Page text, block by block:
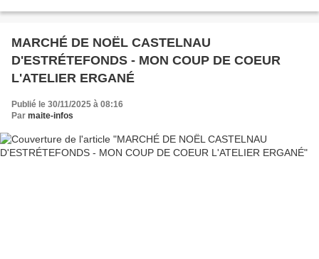
MARCHÉ DE NOËL CASTELNAU
D'ESTRÉTEFONDS - MON COUP DE COEUR
L'ATELIER ERGANÉ
Publié le 30/11/2025 à 08:16
Par maite-infos